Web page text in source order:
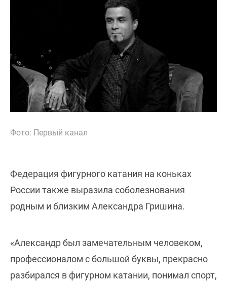
Фото: Первый канал
Федерация фигурного катания на коньках
России также выразила соболезнования
родным и близким Александра Гришина.
«Александр был замечательным человеком,
профессионалом с большой буквы, прекрасно
разбирался в фигурном катании, понимал спорт,